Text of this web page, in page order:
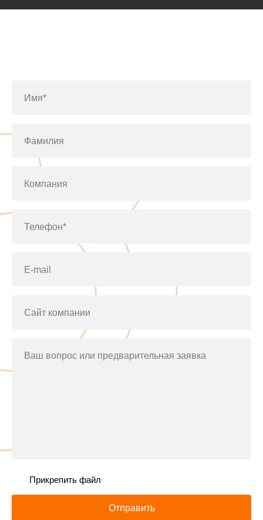
Имя*
Фамилия
Компания
Телефон*
E-mail
Сайт компании
Ваш вопрос или предварительная заявка
Прикрепить файл
Отправить